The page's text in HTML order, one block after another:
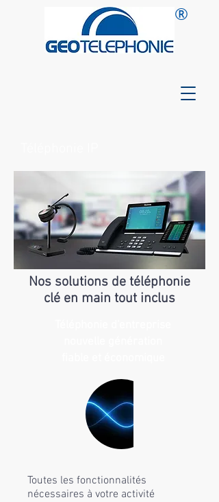
®
Toutes les fonctionnalités
nécessaires à votre activité
Nos solutions de téléphonie
clé en main tout inclus